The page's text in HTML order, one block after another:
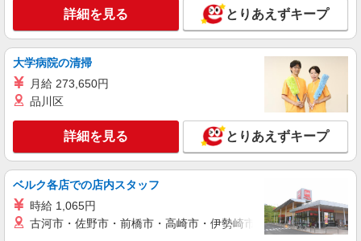
す。就労支援STAFF募集
【正社員】月給240,000〜400,000円 ・基本
給：200,000円〜220,000円 ・資格手当：10,000〜
30,000円 ・役職手当：10,000〜70,000円 ・処遇改
善手当：20,000〜60,000円（勤続年数、保有資格
により変動） ・固定残業手当：20,000円（10時
間） ※固定残業時間を超過する場合には超過勤務
手当として別途支給 ・夜勤手当：10,000円/1回
（上記給与とは別に支給） 下記資格をお持ちの方
歓迎 ・認知症介護基礎研修 ・初任者研修 ・実務
者研修 ・介護福祉士 など
詳細を見る
株式会社ブレイブ（マイナビグループ）/MD14
介護スタッフ ◆デイサービス、サービス付き
高齢者向け住宅、グループホームなど様々な勤
未経験：時給1600〜1800円（資格・経験によ
る） 経験者：時給1800〜2000円（資格・経験によ
詳細を見る とりあえずキープ
大学病院の清掃
月給 273,650円
品川区
詳細を見る とりあえずキープ
ベルク各店での店内スタッフ
時給 1,065円
古河市・佐野市・前橋市・高崎市・伊勢崎市・太田市・館林市